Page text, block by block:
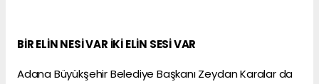
BİR ELİN NESİ VAR İKİ ELİN SESİ VAR
Adana Büyükşehir Belediye Başkanı Zeydan Karalar da